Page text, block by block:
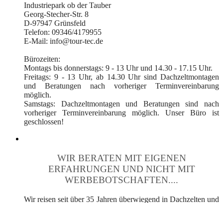
Industriepark ob der Tauber
Georg-Stecher-Str. 8
D-97947 Grünsfeld
Telefon: 09346/4179955
E-Mail: info@tour-tec.de
Bürozeiten:
Montags bis donnerstags: 9 - 13 Uhr und 14.30 - 17.15 Uhr.
Freitags: 9 - 13 Uhr, ab 14.30 Uhr sind Dachzeltmontagen
und Beratungen nach vorheriger Terminvereinbarung
möglich.
Samstags: Dachzeltmontagen und Beratungen sind nach
vorheriger Terminvereinbarung möglich. Unser Büro ist
geschlossen!
WIR BERATEN MIT EIGENEN
ERFAHRUNGEN UND NICHT MIT
WERBEBOTSCHAFTEN....
Wir reisen seit über 35 Jahren überwiegend in Dachzelten und